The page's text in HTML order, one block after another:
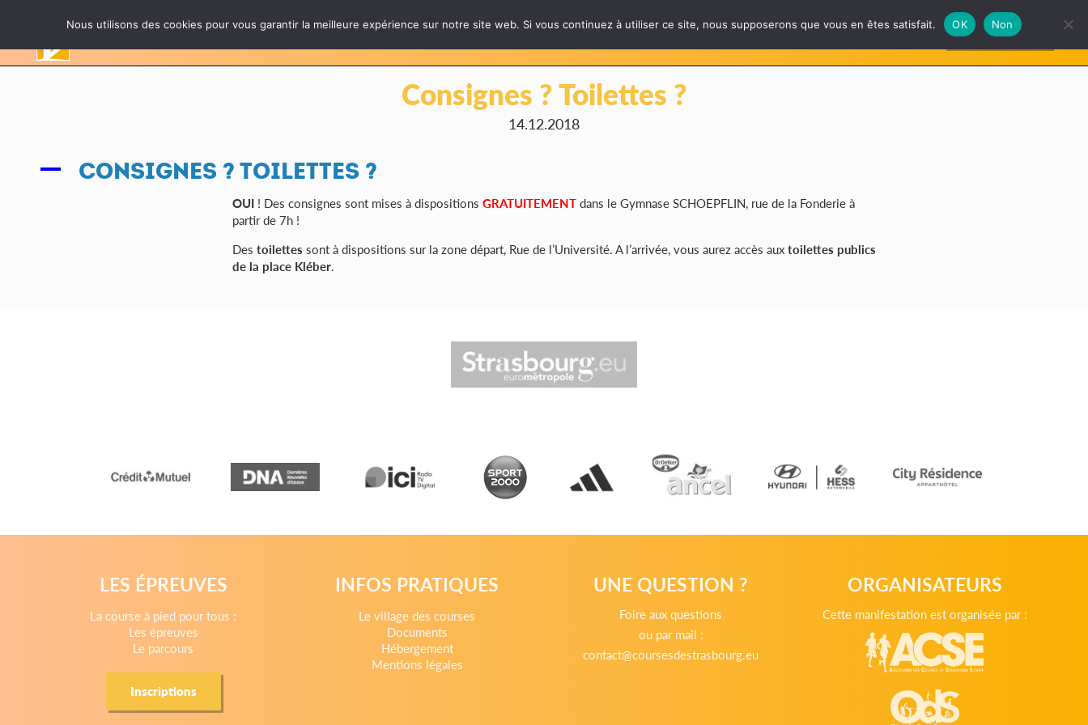
LES ÉPREUVES INFOS PRATIQUES PARTENAIRES GALERIE FAQ S’INSCRIRE
Consignes ? Toilettes ?
14.12.2018
A CONSIGNES ? TOILETTES ?
OUI ! Des consignes sont mises à dispositions GRATUITEMENTdans le Gymnase SCHOEPFLIN, rue de la Fonderie à
partir de 7h !
Des toilettes sont à dispositions sur la zone départ, Rue de l’Université. A l’arrivée, vous aurez accès auxtoilettes publics
de la place Kléber.
LES ÉPREUVES
La course à pied pour tous :
Les épreuves
Le parcours
Inscriptions
INFOS PRATIQUES
Le village des courses
Documents
Hébergement
Mentions légales
UNE QUESTION ?
Foire aux questions
ou par mail :
contact@coursesdestrasbourg.eu
ORGANISATEURS
Cette manifestation est organisée par :
Nous utilisons des cookies pour vous garantir la meilleure expérience sur notre site web. Si vous continuez à utiliser ce site, nous supposerons que vous en êtes satisfait. OK Non